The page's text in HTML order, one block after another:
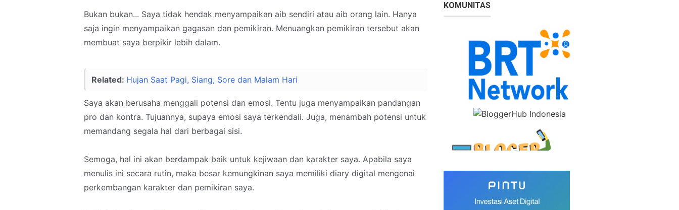
Bukan bukan... Saya tidak hendak menyampaikan aib sendiri atau aib orang lain. Hanya
saja ingin menyampaikan gagasan dan pemikiran. Menuangkan pemikiran tersebut akan
membuat saya berpikir lebih dalam.
Related: Hujan Saat Pagi, Siang, Sore dan Malam Hari
Saya akan berusaha menggali potensi dan emosi. Tentu juga menyampaikan pandangan
pro dan kontra. Tujuannya, supaya emosi saya terkendali. Juga, menambah potensi untuk
memandang segala hal dari berbagai sisi.
Semoga, hal ini akan berdampak baik untuk kejiwaan dan karakter saya. Apabila saya
menulis ini secara rutin, maka besar kemungkinan saya memiliki diary digital mengenai
perkembangan karakter dan pemikiran saya.
KOMUNITAS